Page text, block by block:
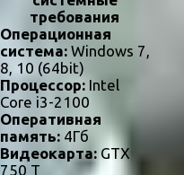
требования
Операционная
система:Windows 7,
8, 10 (64bit)
Процессор:Intel
Core i3-2100
Оперативная
память:4Гб
Видеокарта:GTX
750 T